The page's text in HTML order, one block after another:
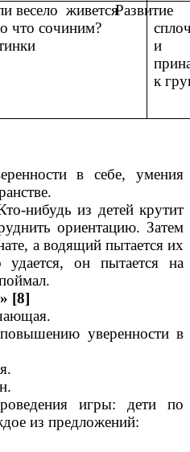
весело живется
что сочиним?
и
к
в себе, умения
нибудь из детей крутит
ориентацию. Затем
а водящий пытается их
он пытается на
[8]
повышению уверенности в
игры: дети по
из предложений: